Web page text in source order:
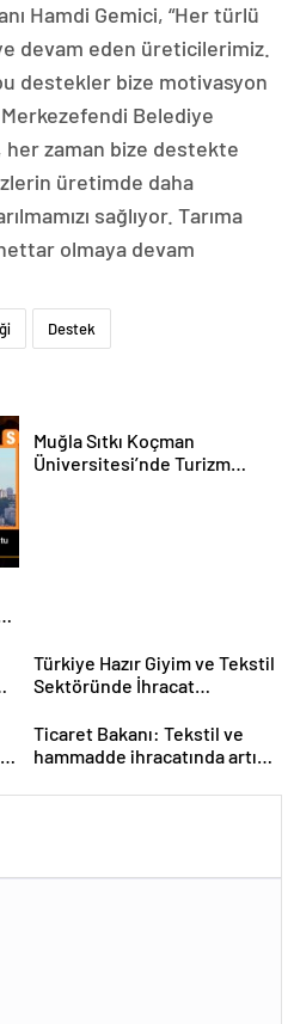
Hamdi Gemici, “Her türlü
devam eden üreticilerimiz.
destekler bize motivasyon
Merkezefendi Belediye
her zaman bize destekte
üretimde daha
sağlıyor. Tarıma
olmaya devam
Destek
Muğla Sıtkı Koçman
Üniversitesi’nde Turizm
Türkiye Hazır Giyim ve Tekstil
Sektöründe İhracat
Ticaret Bakanı: Tekstil ve
hammadde ihracatında artış